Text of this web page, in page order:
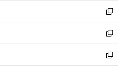
で
開
く
ド
ウ
で
開
く
ィ
ン
ド
ウ
で
開
し
い
ウ
ィ
ン
ド
ウ
新
し
い
ウ
ィ
ン
新
し
い
ウ
新
し